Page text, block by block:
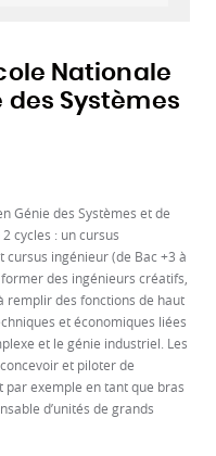
Nationale
des Systèmes
Génie des Systèmes et de
cycles : un cursus
ingénieur (de Bac +3 à
des ingénieurs créatifs,
remplir des fonctions de haut
et économiques liées
et le génie industriel. Les
et piloter de
par exemple en tant que bras
d’unités de grands